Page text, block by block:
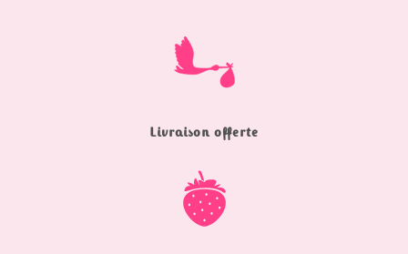
Livraison offerte